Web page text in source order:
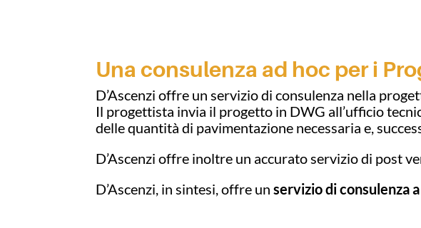
Una consulenza ad hoc per i
D’Ascenzi offre un servizio di consulenza nella
Il progettista invia il progetto in DWG all’ufficio
delle quantità di pavimentazione necessaria e,
D’Ascenzi offre inoltre un accurato servizio di post
D’Ascenzi, in sintesi, offre unservizio di consulenza